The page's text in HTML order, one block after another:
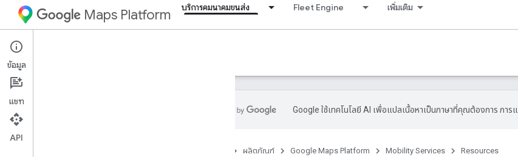
Maps Platform บริการคมนาคมขนส่ง Fleet Engine เพิ่มเติม
Mobility Services
ภาพรวม
Google ใช้เทคโนโลยี AI เพื่อแปลเนื้อหาเป็นภาษาที่คุณต้องการ กา
ผลิตภัณฑ์ Google Maps Platform Mobility Services Resources
ข้อมูล
แชท
API